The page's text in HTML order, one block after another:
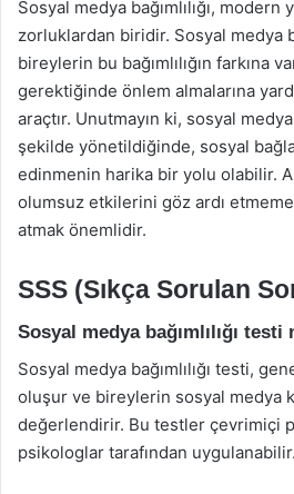
Sosyal medya bağımlılığı, modern
zorluklardan biridir. Sosyal medya
bireylerin bu bağımlılığın farkına
gerektiğinde önlem almalarına
araçtır. Unutmayın ki, sosyal
şekilde yönetildiğinde, sosyal
edinmenin harika bir yolu olabilir.
olumsuz etkilerini göz ardı
atmak önemlidir.
SSS (Sıkça Sorulan
Sosyal medya bağımlılığı testi
Sosyal medya bağımlılığı testi,
oluşur ve bireylerin sosyal medya
değerlendirir. Bu testler çevrimiçi
psikologlar tarafından uygulanabilir.